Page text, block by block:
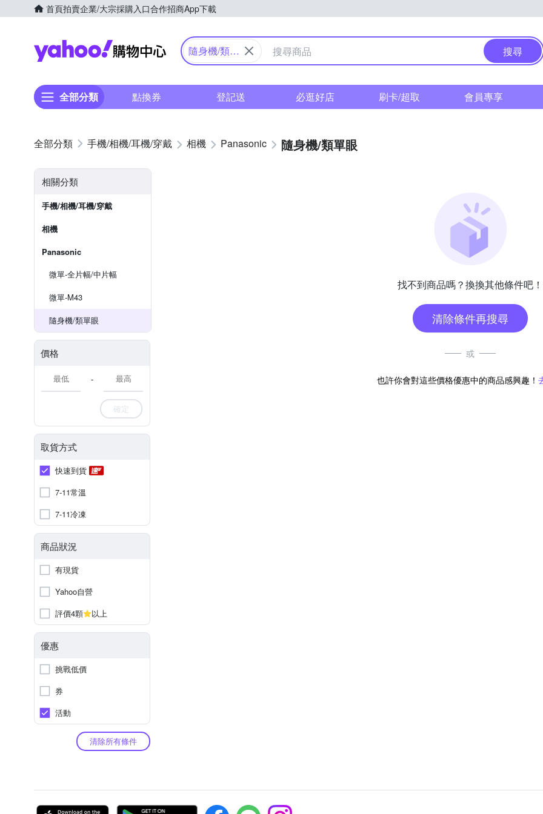
首頁拍賣企業/大宗採購入口合作招商App下載
Yahoo購物中心
隨身機/類單
搜尋
全部分類 點換券 登記送 必逛好店 刷卡/超取 會員專享
手機/相機/耳機/穿戴 相機 Panasonic 隨身機/類單眼
相關分類
手機/相機/耳機/穿戴
相機
Panasonic
微單-全片幅/中片幅
微單-M43
隨身機/類單眼
價格
-
確定
取貨方式
快速到貨
7-11常溫
7-11冷凍
商品狀況
有現貨
Yahoo自營
評價4顆
以上
優惠
挑戰低價
券
活動
清除所有條件
找不到商品嗎？換換其他條件吧！
清除條件再搜尋
或
也許你會對這些價格優惠中的商品感興趣！